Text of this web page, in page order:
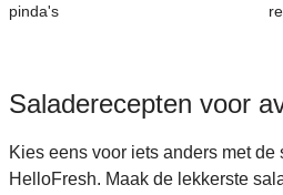
pinda's
Saladerecepten voor
Kies eens voor iets anders met de
HelloFresh. Maak de lekkerste